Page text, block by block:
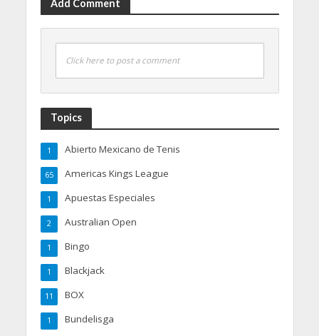
Add Comment
Click here to post a comment
Topics
Abierto Mexicano de Tenis
1
Americas Kings League
65
Apuestas Especiales
1
Australian Open
2
Bingo
1
Blackjack
1
BOX
11
Bundelisga
1